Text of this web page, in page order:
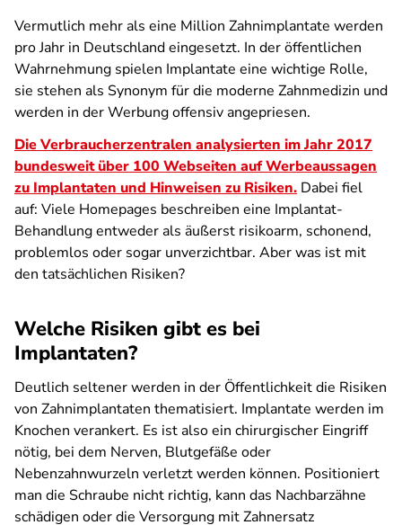
Vermutlich mehr als eine Million Zahnimplantate werden
pro Jahr in Deutschland eingesetzt. In der öffentlichen
Wahrnehmung spielen Implantate eine wichtige Rolle,
sie stehen als Synonym für die moderne Zahnmedizin und
werden in der Werbung offensiv angepriesen.
Die Verbraucherzentralen analysierten im Jahr 2017
bundesweit über 100 Webseiten auf Werbeaussagen
zu Implantaten und Hinweisen zu Risiken. Dabei fiel
auf: Viele Homepages beschreiben eine Implantat-
Behandlung entweder als äußerst risikoarm, schonend,
problemlos oder sogar unverzichtbar. Aber was ist mit
den tatsächlichen Risiken?
Welche Risiken gibt es bei
Implantaten?
Deutlich seltener werden in der Öffentlichkeit die Risiken
von Zahnimplantaten thematisiert. Implantate werden im
Knochen verankert. Es ist also ein chirurgischer Eingriff
nötig, bei dem Nerven, Blutgefäße oder
Nebenzahnwurzeln verletzt werden können. Positioniert
man die Schraube nicht richtig, kann das Nachbarzähne
schädigen oder die Versorgung mit Zahnersatz